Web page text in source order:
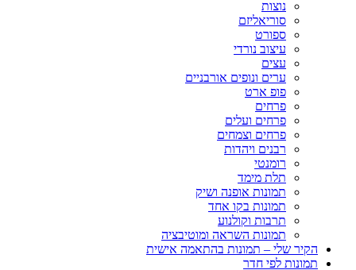
נוצות
סוריאליזם
ספורט
עיצוב נורדי
עצים
ערים ונופים אורבניים
פופ ארט
פרחים
פרחים ועלים
פרחים וצמחים
רבנים ויהדות
רומנטי
תלת מימד
תמונות אופנה ושיק
תמונות בקו אחד
תרבות וקולנוע
תמונות השראה ומוטיבציה
הקיר שלי – תמונות בהתאמה אישית
תמונות לפי חדר